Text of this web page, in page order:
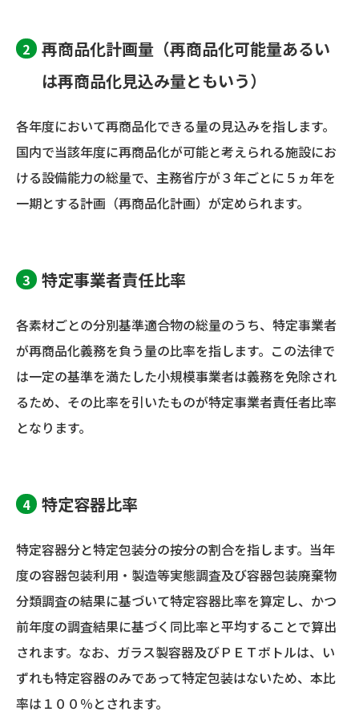
再商品化計画量（再商品化可能量あるい
は再商品化見込み量ともいう）
各年度において再商品化できる量の見込みを指します。
国内で当該年度に再商品化が可能と考えられる施設にお
ける設備能力の総量で、主務省庁が３年ごとに５ヵ年を
一期とする計画（再商品化計画）が定められます。
特定事業者責任比率
各素材ごとの分別基準適合物の総量のうち、特定事業者
が再商品化義務を負う量の比率を指します。この法律で
は一定の基準を満たした小規模事業者は義務を免除され
るため、その比率を引いたものが特定事業者責任者比率
となります。
特定容器比率
特定容器分と特定包装分の按分の割合を指します。当年
度の容器包装利用・製造等実態調査及び容器包装廃棄物
分類調査の結果に基づいて特定容器比率を算定し、かつ
前年度の調査結果に基づく同比率と平均することで算出
されます。なお、ガラス製容器及びＰＥＴボトルは、い
ずれも特定容器のみであって特定包装はないため、本比
率は１００％とされます。